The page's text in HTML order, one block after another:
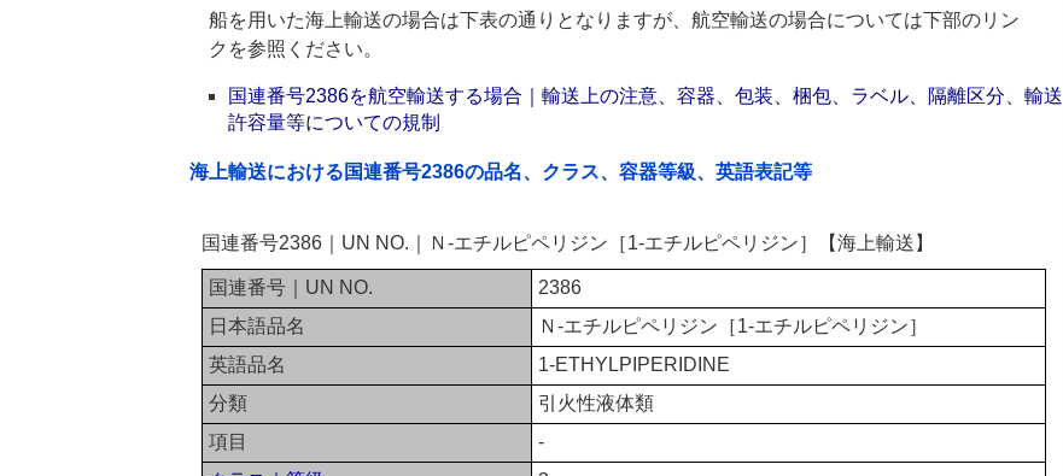
船を用いた海上輸送の場合は下表の通りとなりますが、航空輸送の場合については下部のリン
クを参照ください。
国連番号2386を航空輸送する場合｜輸送上の注意、容器、包装、梱包、ラベル、隔離区分、輸送
許容量等についての規制
海上輸送における国連番号2386の品名、クラス、容器等級、英語表記等
国連番号2386｜UN NO.｜Ｎ-エチルピペリジン［1-エチルピペリジン］【海上輸送】
国連番号｜UN NO.
2386
日本語品名
Ｎ-エチルピペリジン［1-エチルピペリジン］
英語品名
1-ETHYLPIPERIDINE
分類
引火性液体類
項目
-